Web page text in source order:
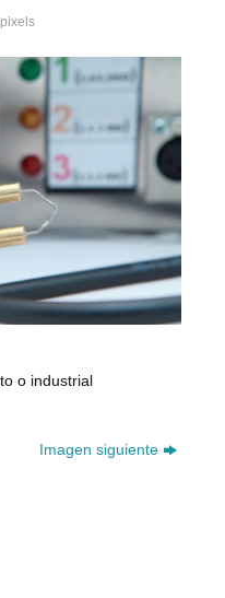
pixels
o industrial
Imagen siguiente